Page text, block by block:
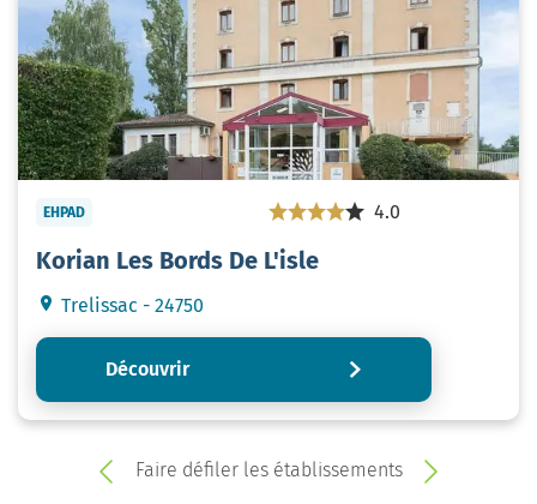
EHPAD 4.0
Korian Les Bords De L'isle
Trelissac - 24750
Découvrir
Faire défiler les établissements